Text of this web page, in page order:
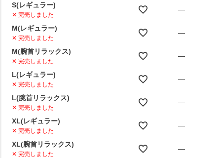
S(レギュラー)
✕ 完売しました
—
M(レギュラー)
✕ 完売しました
—
M(腕首リラックス)
✕ 完売しました
—
L(レギュラー)
✕ 完売しました
—
L(腕首リラックス)
✕ 完売しました
—
XL(レギュラー)
✕ 完売しました
—
XL(腕首リラックス)
✕ 完売しました
—